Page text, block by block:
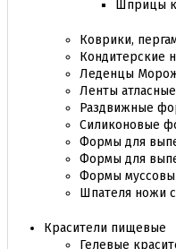
Шприцы
Коврики,
Кондитерские
Леденцы
Ленты
Раздвижные
Силиконовые
Формы для
Формы для
Формы
Шпателя ножи
Красители пищевые
Гелевые